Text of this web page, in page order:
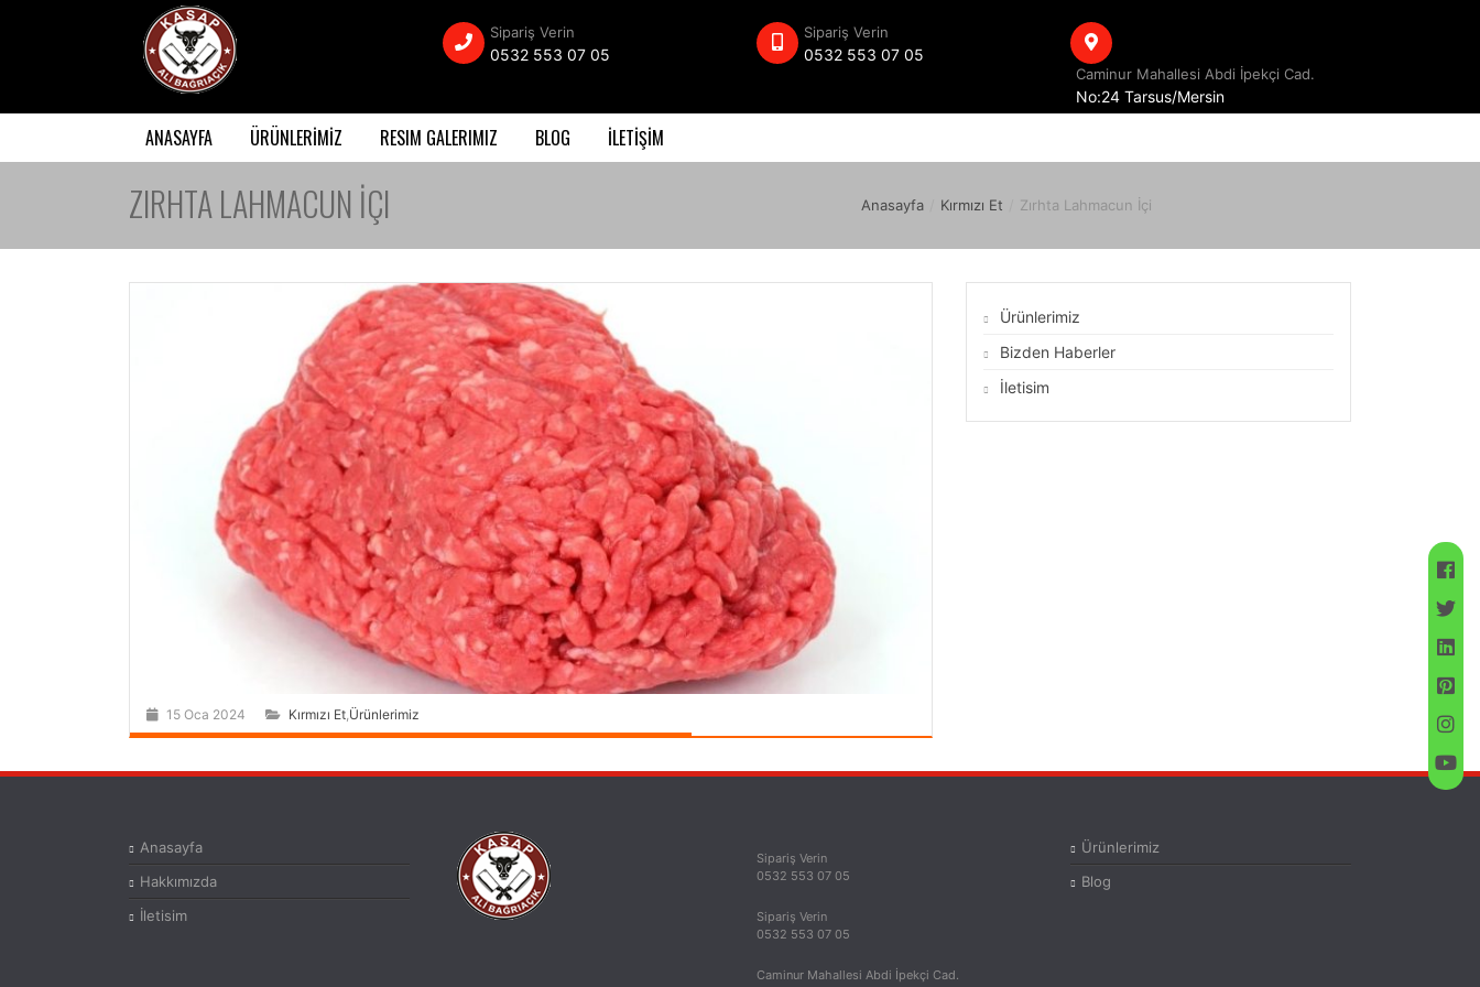
Sipariş Verin
0532 553 07 05
Sipariş Verin
0532 553 07 05
Caminur Mahallesi Abdi İpekçi Cad.
No:24 Tarsus/Mersin
ANASAYFA ÜRÜNLERİMİZ RESIM GALERIMIZ BLOG İLETİŞİM
ZIRHTA LAHMACUN İÇI Anasayfa Kırmızı Et Zırhta Lahmacun İçi
15 Oca 2024 Kırmızı Et,Ürünlerimiz
Ürünlerimiz
Bizden Haberler
İletisim
Anasayfa
Hakkımızda
İletisim
Sipariş Verin
0532 553 07 05
Sipariş Verin
0532 553 07 05
Caminur Mahallesi Abdi İpekçi Cad.
Ürünlerimiz
Blog